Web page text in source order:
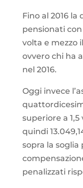
Fino al 2016
pensionati
volta e mezzo
ovvero chi ha
nel 2016.
Oggi invece
superiore a
quindi
sopra la soglia
penalizzati